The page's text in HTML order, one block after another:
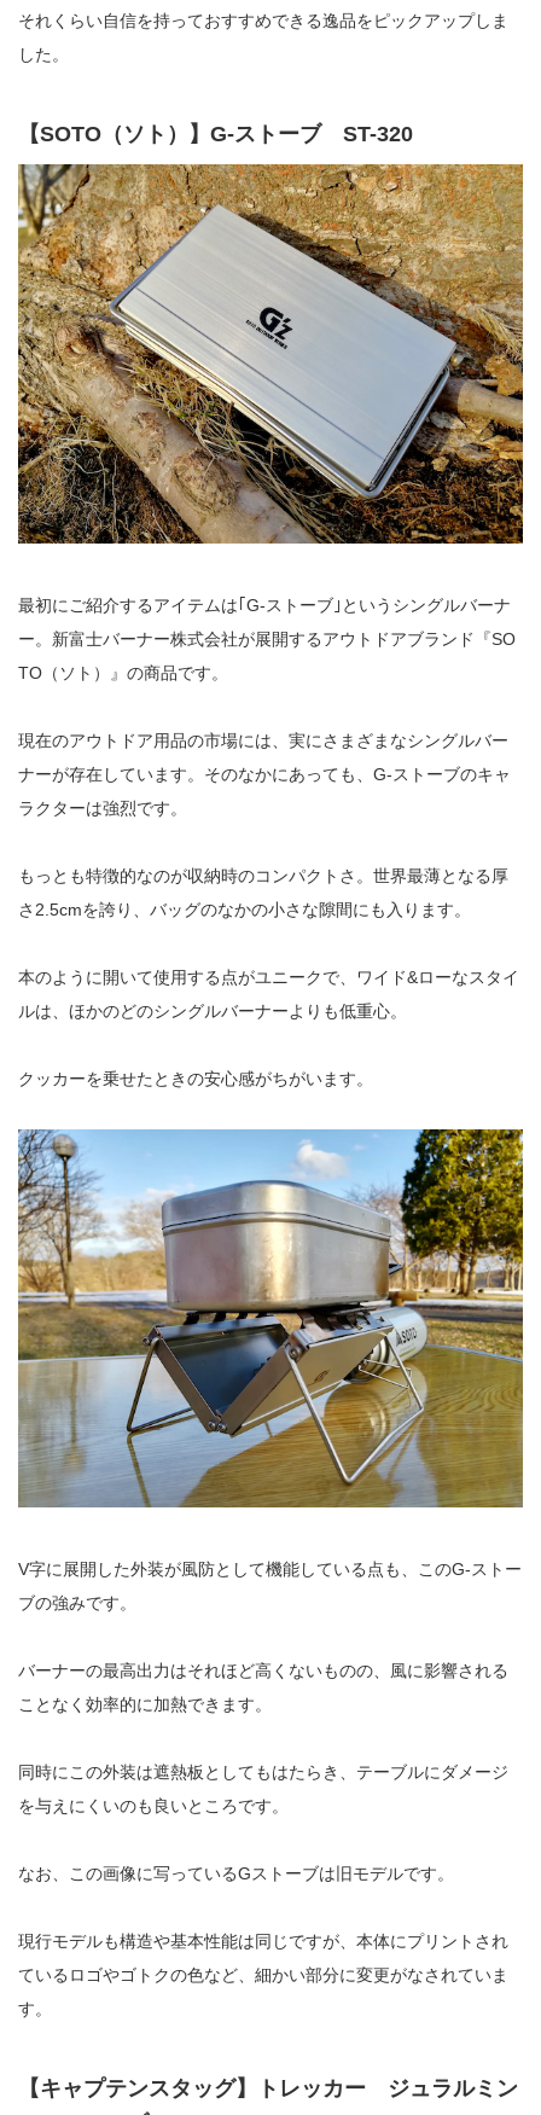
それくらい自信を持っておすすめできる逸品をピックアップしま
した。
【SOTO（ソト）】G-ストーブ ST-320
最初にご紹介するアイテムは｢G-ストーブ｣というシングルバーナ
ー。新富士バーナー株式会社が展開するアウトドアブランド『SO
TO（ソト）』の商品です。
現在のアウトドア用品の市場には、実にさまざまなシングルバー
ナーが存在しています。そのなかにあっても、G-ストーブのキャ
ラクターは強烈です。
もっとも特徴的なのが収納時のコンパクトさ。世界最薄となる厚
さ2.5cmを誇り、バッグのなかの小さな隙間にも入ります。
本のように開いて使用する点がユニークで、ワイド&ローなスタイ
ルは、ほかのどのシングルバーナーよりも低重心。
クッカーを乗せたときの安心感がちがいます。
V字に展開した外装が風防として機能している点も、このG-ストー
ブの強みです。
バーナーの最高出力はそれほど高くないものの、風に影響される
ことなく効率的に加熱できます。
同時にこの外装は遮熱板としてもはたらき、テーブルにダメージ
を与えにくいのも良いところです。
なお、この画像に写っているGストーブは旧モデルです。
現行モデルも構造や基本性能は同じですが、本体にプリントされ
ているロゴやゴトクの色など、細かい部分に変更がなされていま
す。
【キャプテンスタッグ】トレッカー ジュラルミン